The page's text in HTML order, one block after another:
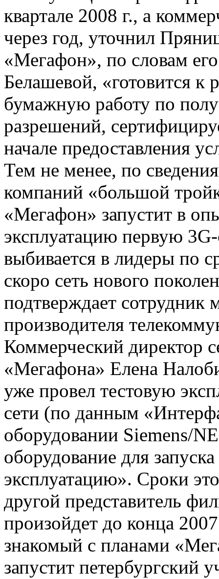
квартале 2008 г., а
через год, уточнил
«Мегафон», по словам
Белашевой, «готовится к
бумажную работу по
разрешений,
начале предоставления
Тем не менее, по
компаний «большой
«Мегафон» запустит в
эксплуатацию первую
выбивается в лидеры по
скоро сеть нового
подтверждает сотрудник
производителя
Коммерческий директор
«Мегафона» Елена
уже провел тестовую
сети (по данным
оборудовании Siemens/
оборудование для
эксплуатацию». Сроки
другой представитель
произойдет до конца
знакомый с планами
запустит петербургский